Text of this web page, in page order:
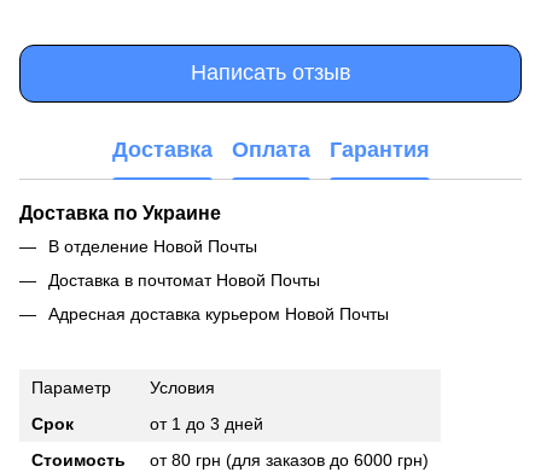
Написать отзыв
Доставка Оплата Гарантия
Доставка по Украине
В отделение Новой Почты
Доставка в почтомат Новой Почты
Адресная доставка курьером Новой Почты
Параметр
Условия
Срок
от 1 до 3 дней
Стоимость
от 80 грн (для заказов до 6000 грн)